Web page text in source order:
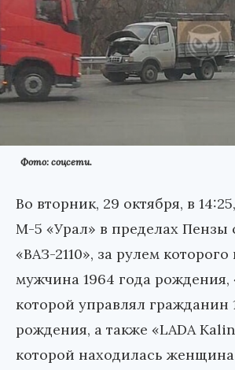
Фото: соцсети.
Во вторник, 29 октября, в
М-5 «Урал» в пределах Пензы
«ВАЗ-2110», за рулем
мужчина 1964 года рождения,
которой управлял гражданин
рождения, а также «LADA
которой находилась женщина